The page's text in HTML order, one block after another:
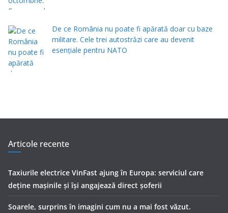
De ce România nu poate fi apărată doar cu baze
militare. Cele trei autostrăzi care au devenit
esențiale pentru NATO
Articole recente
Taxiurile electrice VinFast ajung în Europa: serviciul care
deține mașinile și își angajează direct șoferii
Soarele, surprins în imagini cum nu a mai fost văzut.